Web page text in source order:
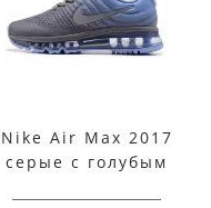
Nike Air Max 2017
серые с голубым